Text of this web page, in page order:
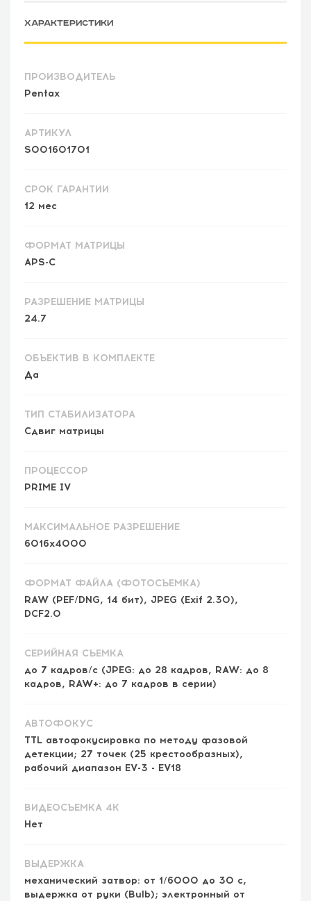
ХАРАКТЕРИСТИКИ
ПРОИЗВОДИТЕЛЬ
Pentax
АРТИКУЛ
S001601701
СРОК ГАРАНТИИ
12 мес
ФОРМАТ МАТРИЦЫ
APS-C
РАЗРЕШЕНИЕ МАТРИЦЫ
24.7
ОБЪЕКТИВ В КОМПЛЕКТЕ
Да
ТИП СТАБИЛИЗАТОРА
Сдвиг матрицы
ПРОЦЕССОР
PRIME IV
МАКСИМАЛЬНОЕ РАЗРЕШЕНИЕ
6016x4000
ФОРМАТ ФАЙЛА (ФОТОСЪЕМКА)
RAW (PEF/DNG, 14 бит), JPEG (Exif 2.30),
DCF2.0
СЕРИЙНАЯ СЪЕМКА
до 7 кадров/с (JPEG: до 28 кадров, RAW: до 8
кадров, RAW+: до 7 кадров в серии)
АВТОФОКУС
TTL автофокусировка по методу фазовой
детекции; 27 точек (25 крестообразных),
рабочий диапазон EV-3 - EV18
ВИДЕОСЪЕМКА 4K
Нет
ВЫДЕРЖКА
механический затвор: от 1/6000 до 30 с,
выдержка от руки (Bulb); электронный от